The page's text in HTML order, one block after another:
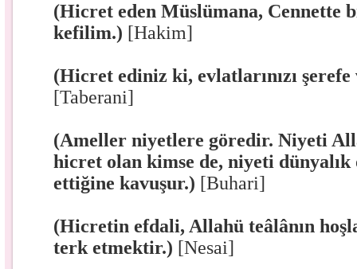
(Hicret eden Müslümana, Cennette
kefilim.) [Hakim]
(Hicret ediniz ki, evlatlarınızı
[Taberani]
(Ameller niyetlere göredir. Niyeti
hicret olan kimse de, niyeti
ettiğine kavuşur.) [Buhari]
(Hicretin efdali, Allahü teâlânın
terk etmektir.) [Nesai]